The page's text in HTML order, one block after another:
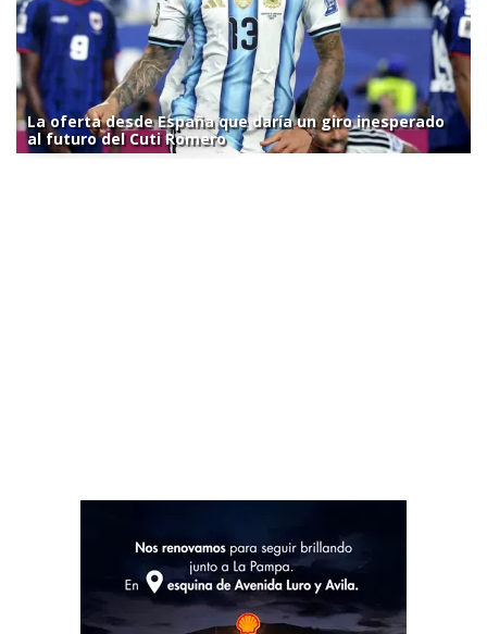
La oferta desde España que daría un giro inesperado
al futuro del Cuti Romero